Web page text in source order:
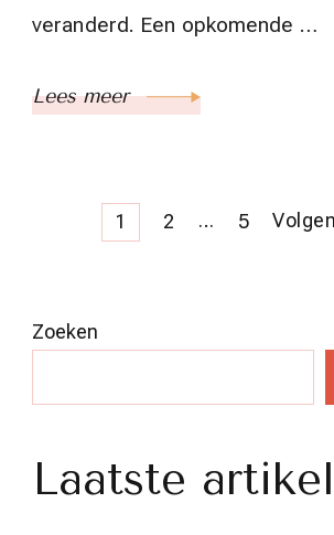
veranderd. Een opkomende …
Lees meer
Berichten
Pagina
1 Pagina
2 … Pagina
5
Zoeken
Laatste